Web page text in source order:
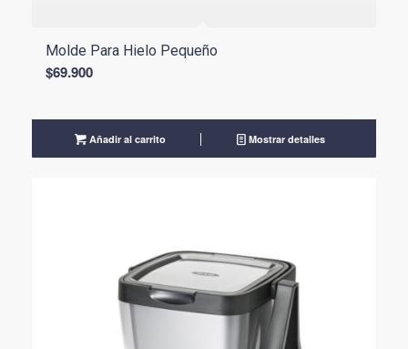
Molde Para Hielo Pequeño
$69.900
Añadir al carrito Mostrar detalles